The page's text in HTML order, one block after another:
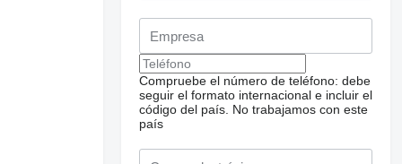
Solicitar fotos
adicionales
Compruebe el número de teléfono: debe
seguir el formato internacional e incluir el
código del país. No trabajamos con este
país